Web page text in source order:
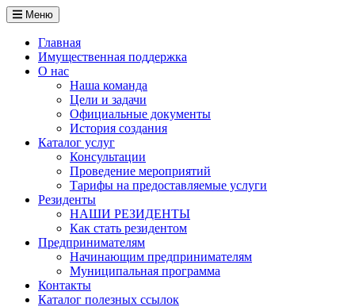
Меню
Главная
Имущественная поддержка
О нас
Наша команда
Цели и задачи
Официальные документы
История создания
Каталог услуг
Консультации
Проведение мероприятий
Тарифы на предоставляемые услуги
Резиденты
НАШИ РЕЗИДЕНТЫ
Как стать резидентом
Предпринимателям
Начинающим предпринимателям
Муниципальная программа
Контакты
Каталог полезных ссылок